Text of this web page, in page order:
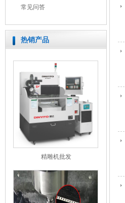
常见问答
热销产品
精雕机批发